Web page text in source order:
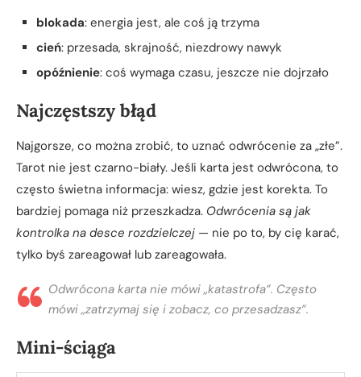
blokada: energia jest, ale coś ją trzyma
cień: przesada, skrajność, niezdrowy nawyk
opóźnienie: coś wymaga czasu, jeszcze nie dojrzało
Najczęstszy błąd
Najgorsze, co można zrobić, to uznać odwrócenie za „złe”.
Tarot nie jest czarno-biały. Jeśli karta jest odwrócona, to
często świetna informacja: wiesz, gdzie jest korekta. To
bardziej pomaga niż przeszkadza. Odwrócenia są jak
kontrolka na desce rozdzielczej — nie po to, by cię karać,
tylko byś zareagował lub zareagowała.
Odwrócona karta nie mówi „katastrofa”. Często
mówi „zatrzymaj się i zobacz, co przesadzasz”.
Mini-ściąga